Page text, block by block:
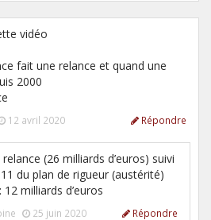
vidéo
fait une relance et quand une
2000
12 avril 2020 Répondre
relance (26 milliards d’euros) suivi
du plan de rigueur (austérité)
12 milliards d’euros
25 juin 2020 Répondre